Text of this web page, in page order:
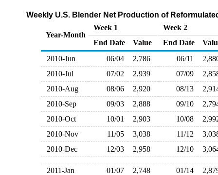
Weekly U.S. Blender Net Production of
Year-Month
Week 1
Week 2
End Date
Value End Date
2010-Jun
06/04 2,786 06/11
2010-Jul
07/02 2,939 07/09
2010-Aug
08/06 2,920 08/13
2010-Sep
09/03 2,888 09/10
2010-Oct
10/01 2,903 10/08
2010-Nov
11/05 3,038 11/12
2010-Dec
12/03 2,958 12/10
2011-Jan 01/07 2,748 01/14